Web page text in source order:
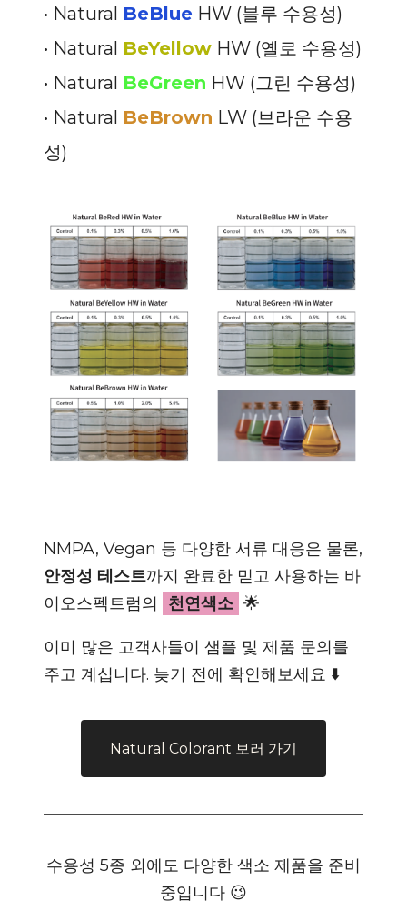
• Natural BeBlue HW (블루 수용성)
• Natural BeYellow HW (옐로 수용성)
• Natural BeGreen HW (그린 수용성)
• Natural BeBrown LW (브라운 수용
성)
NMPA, Vegan 등 다양한 서류 대응은 물론,
안정성 테스트까지 완료한 믿고 사용하는 바
이오스펙트럼의
천연색소 🌟
이미 많은 고객사들이 샘플 및 제품 문의를
주고 계십니다. 늦기 전에 확인해보세요 ⬇️
Natural Colorant 보러 가기
수용성 5종 외에도 다양한 색소 제품을 준비
중입니다 😉